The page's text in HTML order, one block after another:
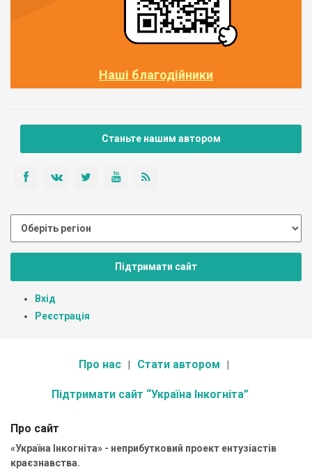
Наші благодійники
Станьте нашим автором
Підтримати сайт
Вхід
Реєстрація
Про нас Стати автором
Підтримати сайт “Україна Інкогніта”
Про сайт
«Україна Інкогніта» - неприбутковий проект ентузіастів
краєзнавства.